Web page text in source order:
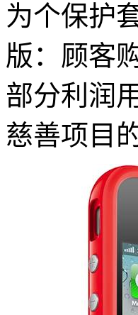
为个保护
版：顾客
部分利润
慈善项目